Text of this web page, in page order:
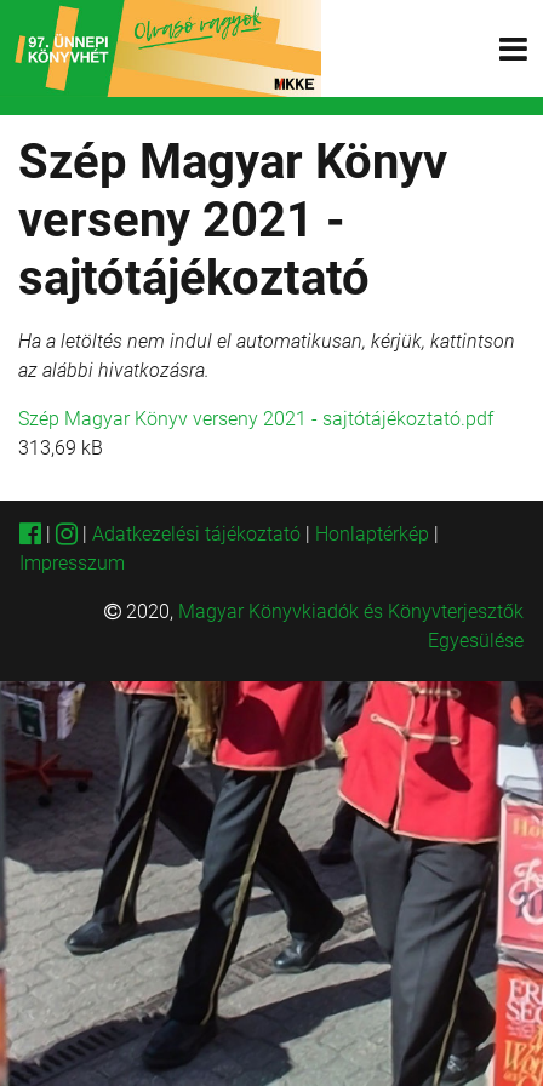
Szép Magyar Könyv
verseny 2021 -
sajtótájékoztató
Ha a letöltés nem indul el automatikusan, kérjük, kattintson
az alábbi hivatkozásra.
Szép Magyar Könyv verseny 2021 - sajtótájékoztató.pdf
313,69 kB
| | Adatkezelési tájékoztató | Honlaptérkép |
Impresszum
2020, Magyar Könyvkiadók és Könyvterjesztők
Egyesülése